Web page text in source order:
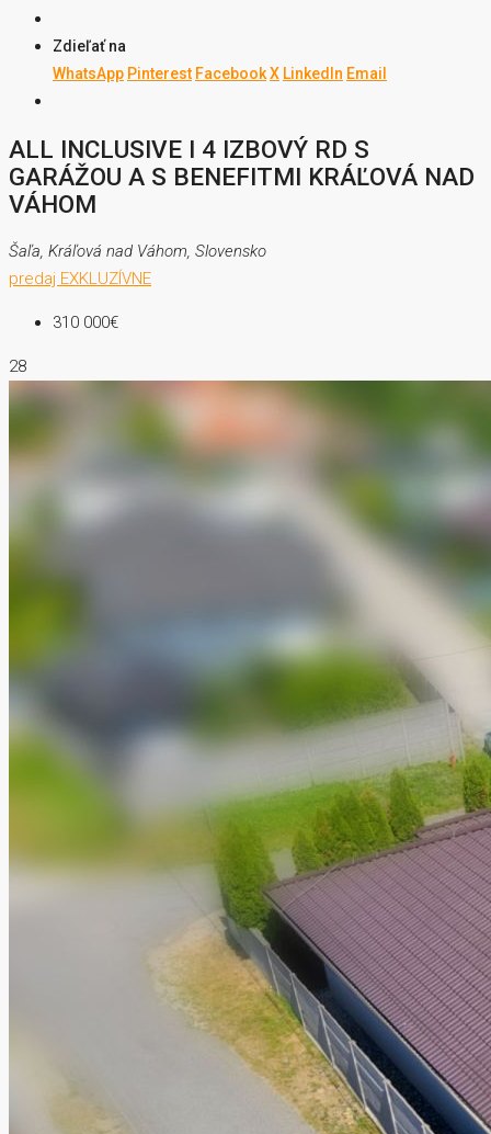
Zdieľať na
WhatsApp Pinterest FacebookX LinkedIn Email
ALL INCLUSIVE I 4 IZBOVÝ RD S
GARÁŽOU A S BENEFITMI KRÁĽOVÁ NAD
VÁHOM
Šaľa, Kráľová nad Váhom, Slovensko
predaj EXKLUZÍVNE
310 000€
28